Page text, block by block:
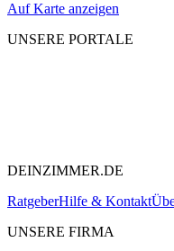
Auf Karte anzeigen
UNSERE PORTALE
DEINZIMMER.DE
RatgeberHilfe & Kontakt
UNSERE FIRMA